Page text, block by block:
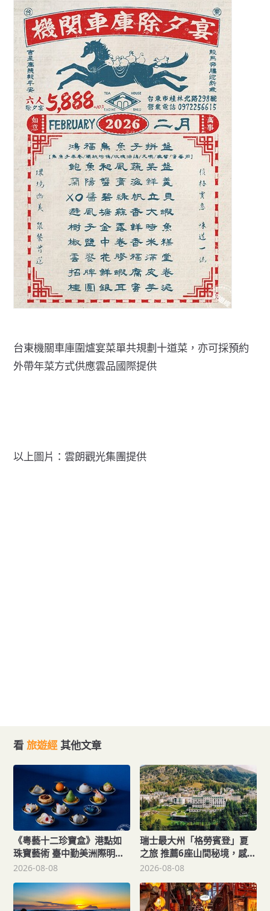
台東機關車庫圍爐宴菜單共規劃十道菜，亦可採預約
外帶年菜方式供應雲品國際提供
以上圖片：雲朗觀光集團提供
看 旅遊經 其他文章
《粵藝十二珍寶盒》港點如
珠寶藝術 臺中勤美洲際明娟
樓餐桌變成精品櫃位？
2026-08-08
瑞士最大州「格勞賓登」夏
之旅 推薦6座山間秘境，感受
不同阿爾卑斯療癒度假風
2026-08-08